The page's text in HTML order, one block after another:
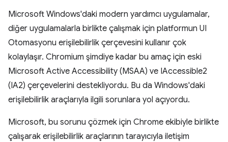
Microsoft Windows'daki modern yardımcı uygulamalar,
diğer uygulamalarla birlikte çalışmak için platformun UI
Otomasyonu erişilebilirlik çerçevesini kullanır çok
kolaylaşır. Chromium şimdiye kadar bu amaç için eski
Microsoft Active Accessibility (MSAA) ve IAccessible2
(IA2) çerçevelerini destekliyordu. Bu da Windows'daki
erişilebilirlik araçlarıyla ilgili sorunlara yol açıyordu.
Microsoft, bu sorunu çözmek için Chrome ekibiyle birlikte
çalışarak erişilebilirlik araçlarının tarayıcıyla iletişim